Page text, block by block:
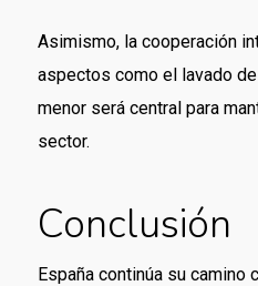
Asimismo, la cooperación
aspectos como el lavado
menor será central para
sector.
Conclusión
España continúa su camino